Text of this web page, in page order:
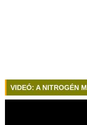
VIDEÓ: A NITROGÉN